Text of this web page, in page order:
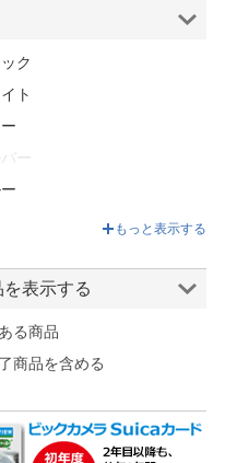
シ｜Nakabayashi
｜HI-HIGH
ゲームズ｜MAXGAMES
イフ｜RANGE LIFE
リースト
ク
ト
ー
ジ
ル
もっと表示する
を表示する
る商品
商品を含める